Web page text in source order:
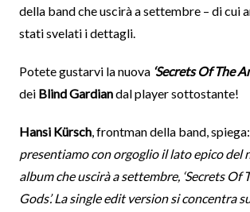
della band che uscirà a settembre – di cui
stati svelati i dettagli.
Potete gustarvi la nuova ‘Secrets Of The
dei Blind Gardiandal player sottostante!
Hansi Kürsch, frontman della band, spiega:
presentiamo con orgoglio il lato epico del
album che uscirà a settembre, ‘Secrets Of
Gods’. La single edit version si concentra